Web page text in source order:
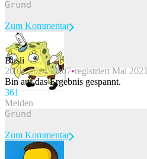
Beitrag melden
Zum Kommentar
Busli
20.01.2024 23:07 registriert Mai 2021
Bin auf das Ergebnis gespannt.
361
Melden
Zum Kommentar